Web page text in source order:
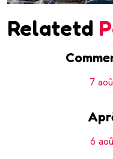
Relatetd
7
6